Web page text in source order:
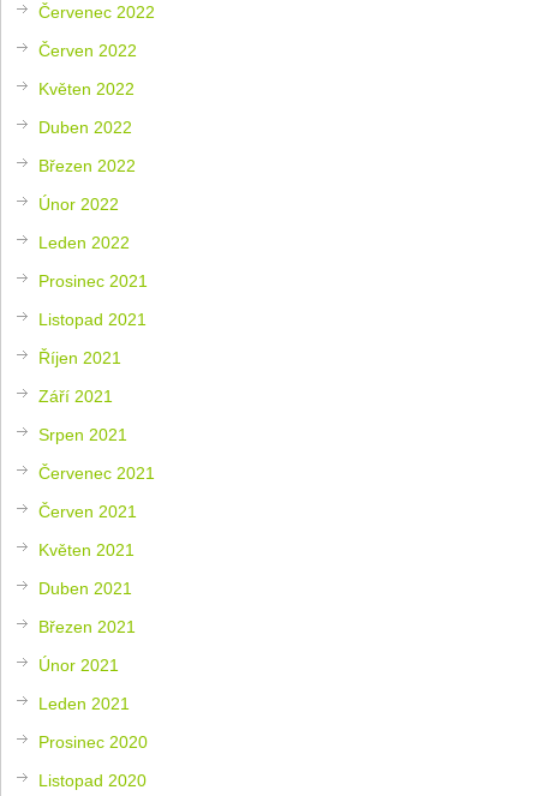
Červenec 2022
Červen 2022
Květen 2022
Duben 2022
Březen 2022
Únor 2022
Leden 2022
Prosinec 2021
Listopad 2021
Říjen 2021
Září 2021
Srpen 2021
Červenec 2021
Červen 2021
Květen 2021
Duben 2021
Březen 2021
Únor 2021
Leden 2021
Prosinec 2020
Listopad 2020